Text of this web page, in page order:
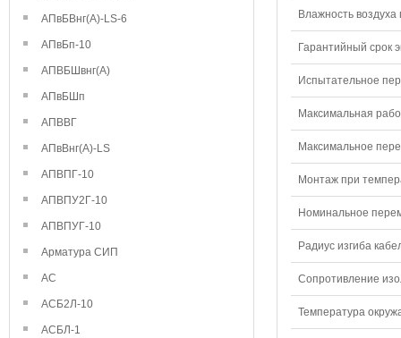
АПвБВнг(А)-LS-6
АПвБп-10
АПВБШвнг(А)
АПвБШп
АПВВГ
АПвВнг(А)-LS
АПВПГ-10
АПВПУ2Г-10
АПВПУГ-10
Арматура СИП
АС
АСБ2Л-10
АСБЛ-1
Влажность воздуха
Гарантийный срок
Испытательное
Максимальная
Максимальное
Монтаж при
Номинальное
Радиус изгиба
Сопротивление
Температура